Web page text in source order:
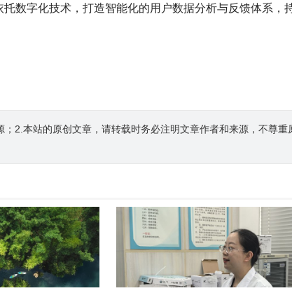
数字化技术，打造智能化的用户数据分析与反馈体系，
2.本站的原创文章，请转载时务必注明文章作者和来源，不尊